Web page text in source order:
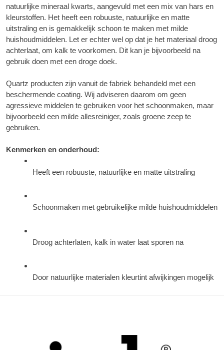
natuurlijke mineraal kwarts, aangevuld met een mix van hars en
kleurstoffen. Het heeft een robuuste, natuurlijke en matte
uitstraling en is gemakkelijk schoon te maken met milde
huishoudmiddelen. Let er echter wel op dat je het materiaal droog
achterlaat, om kalk te voorkomen. Dit kan je bijvoorbeeld na
gebruik doen met een droge doek.
Quartz producten zijn vanuit de fabriek behandeld met een
beschermende coating. Wij adviseren daarom om geen
agressieve middelen te gebruiken voor het schoonmaken, maar
bijvoorbeeld een milde allesreiniger, zoals groene zeep te
gebruiken.
Kenmerken en onderhoud:​
Heeft een robuuste, natuurlijke en matte uitstraling
Schoonmaken met gebruikelijke milde huishoudmiddelen
Droog achterlaten, kalk in water laat sporen na
Door natuurlijke materialen kleurtint afwijkingen mogelijk